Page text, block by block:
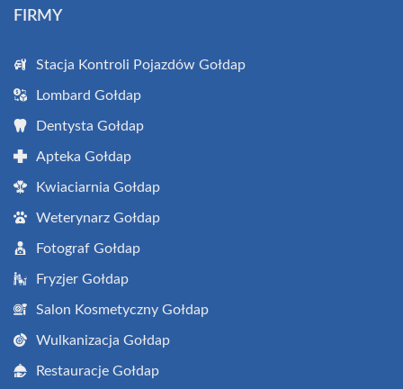
FIRMY
Stacja Kontroli Pojazdów Gołdap
Lombard Gołdap
Dentysta Gołdap
Apteka Gołdap
Kwiaciarnia Gołdap
Weterynarz Gołdap
Fotograf Gołdap
Fryzjer Gołdap
Salon Kosmetyczny Gołdap
Wulkanizacja Gołdap
Restauracje Gołdap